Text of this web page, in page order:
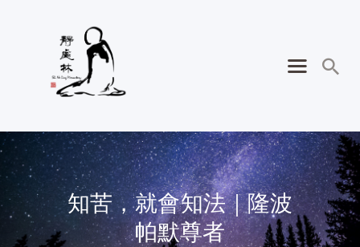
知苦，就會知法｜隆波
帕默尊者